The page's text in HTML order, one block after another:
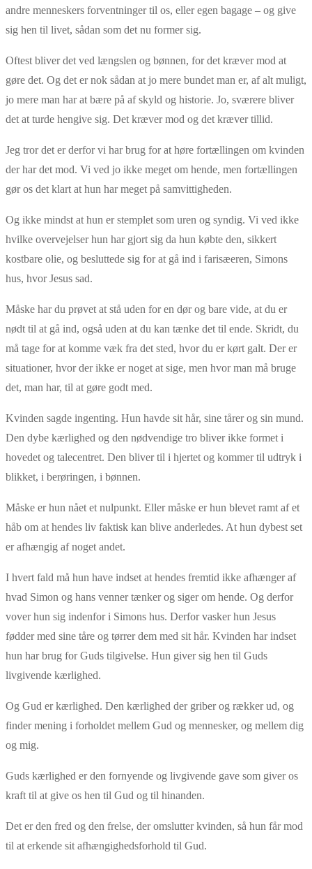
andre menneskers forventninger til os, eller egen bagage – og give
sig hen til livet, sådan som det nu former sig.
Oftest bliver det ved længslen og bønnen, for det kræver mod at
gøre det. Og det er nok sådan at jo mere bundet man er, af alt muligt,
jo mere man har at bære på af skyld og historie. Jo, sværere bliver
det at turde hengive sig. Det kræver mod og det kræver tillid.
Jeg tror det er derfor vi har brug for at høre fortællingen om kvinden
der har det mod. Vi ved jo ikke meget om hende, men fortællingen
gør os det klart at hun har meget på samvittigheden.
Og ikke mindst at hun er stemplet som uren og syndig. Vi ved ikke
hvilke overvejelser hun har gjort sig da hun købte den, sikkert
kostbare olie, og besluttede sig for at gå ind i farisæeren, Simons
hus, hvor Jesus sad.
Måske har du prøvet at stå uden for en dør og bare vide, at du er
nødt til at gå ind, også uden at du kan tænke det til ende. Skridt, du
må tage for at komme væk fra det sted, hvor du er kørt galt. Der er
situationer, hvor der ikke er noget at sige, men hvor man må bruge
det, man har, til at gøre godt med.
Kvinden sagde ingenting. Hun havde sit hår, sine tårer og sin mund.
Den dybe kærlighed og den nødvendige tro bliver ikke formet i
hovedet og talecentret. Den bliver til i hjertet og kommer til udtryk i
blikket, i berøringen, i bønnen.
Måske er hun nået et nulpunkt. Eller måske er hun blevet ramt af et
håb om at hendes liv faktisk kan blive anderledes. At hun dybest set
er afhængig af noget andet.
I hvert fald må hun have indset at hendes fremtid ikke afhænger af
hvad Simon og hans venner tænker og siger om hende. Og derfor
vover hun sig indenfor i Simons hus. Derfor vasker hun Jesus
fødder med sine tåre og tørrer dem med sit hår. Kvinden har indset
hun har brug for Guds tilgivelse. Hun giver sig hen til Guds
livgivende kærlighed.
Og Gud er kærlighed. Den kærlighed der griber og rækker ud, og
finder mening i forholdet mellem Gud og mennesker, og mellem dig
og mig.
Guds kærlighed er den fornyende og livgivende gave som giver os
kraft til at give os hen til Gud og til hinanden.
Det er den fred og den frelse, der omslutter kvinden, så hun får mod
til at erkende sit afhængighedsforhold til Gud.